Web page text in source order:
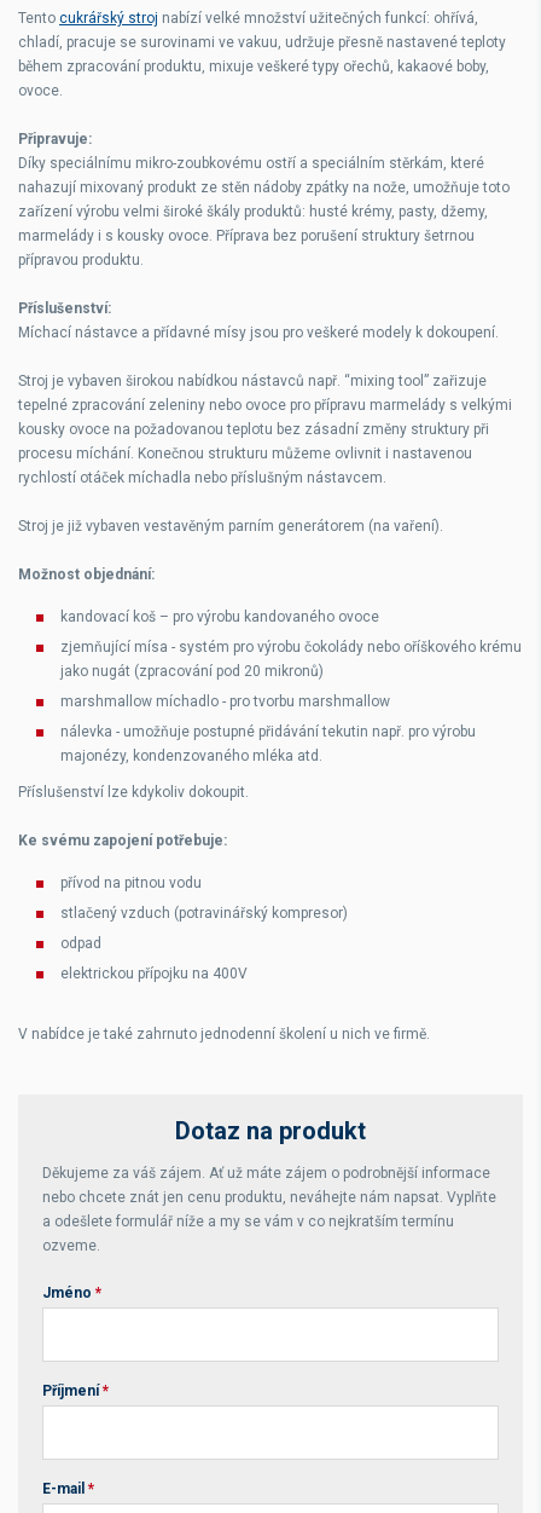
Tento cukrářský stroj nabízí velké množství užitečných funkcí: ohřívá,
chladí, pracuje se surovinami ve vakuu, udržuje přesně nastavené teploty
během zpracování produktu, mixuje veškeré typy ořechů, kakaové boby,
ovoce.
Připravuje:
Díky speciálnímu mikro-zoubkovému ostří a speciálním stěrkám, které
nahazují mixovaný produkt ze stěn nádoby zpátky na nože, umožňuje toto
zařízení výrobu velmi široké škály produktů: husté krémy, pasty, džemy,
marmelády i s kousky ovoce. Příprava bez porušení struktury šetrnou
přípravou produktu.
Příslušenství:
Míchací nástavce a přídavné mísy jsou pro veškeré modely k dokoupení.
Stroj je vybaven širokou nabídkou nástavců např. “mixing tool” zařizuje
tepelné zpracování zeleniny nebo ovoce pro přípravu marmelády s velkými
kousky ovoce na požadovanou teplotu bez zásadní změny struktury při
procesu míchání. Konečnou strukturu můžeme ovlivnit i nastavenou
rychlostí otáček míchadla nebo příslušným nástavcem.
Stroj je již vybaven vestavěným parním generátorem (na vaření).
Možnost objednání:
kandovací koš – pro výrobu kandovaného ovoce
zjemňující mísa - systém pro výrobu čokolády nebo oříškového krému
jako nugát (zpracování pod 20 mikronů)
marshmallow míchadlo - pro tvorbu marshmallow
nálevka - umožňuje postupné přidávání tekutin např. pro výrobu
majonézy, kondenzovaného mléka atd.
Příslušenství lze kdykoliv dokoupit.
Ke svému zapojení potřebuje:
přívod na pitnou vodu
stlačený vzduch (potravinářský kompresor)
odpad
elektrickou přípojku na 400V
V nabídce je také zahrnuto jednodenní školení u nich ve firmě.
Dotaz na produkt
Děkujeme za váš zájem. Ať už máte zájem o podrobnější informace
nebo chcete znát jen cenu produktu, neváhejte nám napsat. Vyplňte
a odešlete formulář níže a my se vám v co nejkratším termínu
ozveme.
Jméno *
Příjmení *
E-mail *